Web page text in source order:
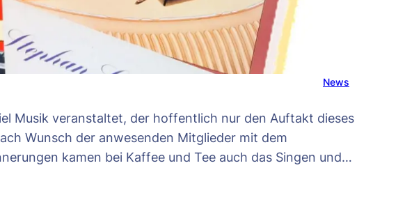
News
Musik veranstaltet, der hoffentlich nur den Auftakt dieses
Wunsch der anwesenden Mitglieder mit dem
kamen bei Kaffee und Tee auch das Singen und…